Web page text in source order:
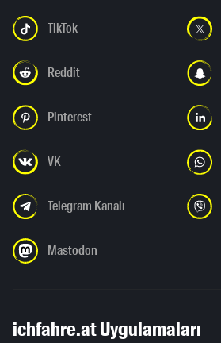
TikTok
Reddit
Pinterest
VK
Telegram Kanalı
Mastodon
ichfahre.at Uygulamaları